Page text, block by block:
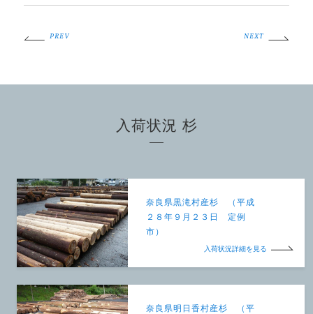
PREV NEXT
入荷状況 杉
奈良県黒滝村産杉 （平成
２８年９月２３日 定例
市）
入荷状況詳細を見る
奈良県明日香村産杉 （平